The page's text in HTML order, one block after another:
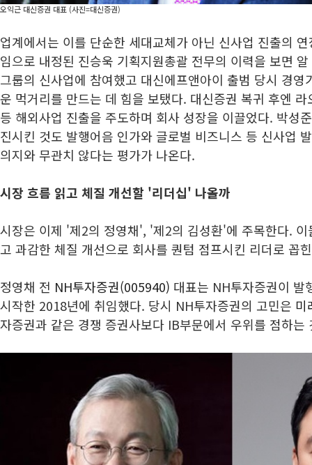
오익근 대신증권 대표 (사진=대신증권)
업계에서는 이를 단순한 세대교체가 아닌 신사업 진출의
임으로 내정된 진승욱 기획지원총괄 전무의 이력을 보면
그룹의 신사업에 참여했고 대신에프앤아이 출범 당시 경영
운 먹거리를 만드는 데 힘을 보탰다. 대신증권 복귀 후엔 라
등 해외사업 진출을 주도하며 회사 성장을 이끌었다. 박성
진시킨 것도 발행어음 인가와 글로벌 비즈니스 등 신사업
의지와 무관치 않다는 평가가 나온다.
시장 흐름 읽고 체질 개선할 '리더십' 나올까
시장은 이제 '제2의 정영채', '제2의 김성환'에 주목한다.
고 과감한 체질 개선으로 회사를 퀀텀 점프시킨 리더로 꼽
정영채 전 NH투자증권(005940) 대표는 NH투자증권이 발
시작한 2018년에 취임했다. 당시 NH투자증권의 고민은 미
자증권과 같은 경쟁 증권사보다 IB부문에서 우위를 점하